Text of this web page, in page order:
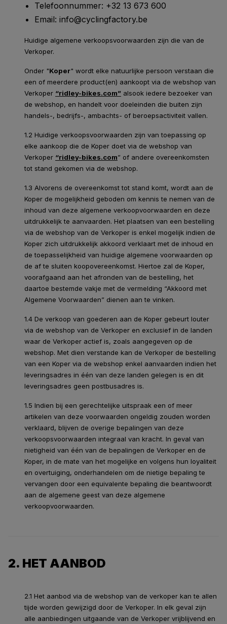
Telefoonnummer: +32 13 673 600
Email: info@cyclingfactory.be
Huidige algemene verkoopsvoorwaarden zijn die van de
Verkoper.
Onder "Koper" wordt elke natuurlijke persoon verstaan die
een of meerdere product(en) aankoopt via de webshop van
Verkoper “ridley-bikes.com” alsook iedere bezoeker van
de webshop, en handelt voor doeleinden die buiten zijn
handels-, bedrijfs-, ambachts- of beroepsactiviteit vallen.
1.2 Huidige verkoopsvoorwaarden zijn van toepassing op
elke aankoop die de Koper doet via de webshop van
Verkoper “ridley-bikes.com” of andere overeenkomsten
tot stand gekomen via de webshop.
1.3 Alvorens de overeenkomst tot stand komt, wordt aan de
Koper de mogelijkheid geboden om kennis te nemen van de
inhoud van deze algemene verkoopvoorwaarden en deze
uitdrukkelijk te aanvaarden. Het plaatsen van een bestelling
via de webshop van de Verkoper is enkel mogelijk indien de
Koper zich uitdrukkelijk akkoord verklaart met de inhoud en
de toepasselijkheid van huidige algemene voorwaarden op
de af te sluiten koopovereenkomst. Hiertoe zal de Koper,
voorafgaand aan het afronden van de bestelling, het
daartoe bestemde vakje met de vermelding “Akkoord met
Algemene Voorwaarden” dienen aan te vinken.
1.4 De verkoop van goederen aan de Koper gebeurt louter
via de webshop van de Verkoper en exclusief in de landen
waar de Verkoper actief is, zoals aangegeven op de
webshop. Met dien verstande kan de Verkoper de bestelling
van een Koper via de webshop enkel aanvaarden indien het
leveringsadres in één van deze landen gelegen is en dit
leveringsadres geen postbusadres is.
1.5 Indien bij een gerechtelijke uitspraak een of meer
artikelen van deze voorwaarden ongeldig zouden worden
verklaard, blijven de overige bepalingen van deze
verkoopsvoorwaarden integraal van kracht. In geval van
nietigheid van één van de bepalingen de Verkoper en de
Koper, in de mate van het mogelijke en volgens hun loyaliteit
en overtuiging, onderhandelen om de nietige bepaling te
vervangen door een equivalente bepaling die beantwoordt
aan de algemene geest van deze algemene
verkoopvoorwaarden.
2. HET AANBOD
2.1 Het aanbod via de webshop van de verkoper kan te allen
tijde worden gewijzigd door de Verkoper. In elk geval zijn
alle aanbiedingen uitgaande van de Verkoper vrijblijvend en